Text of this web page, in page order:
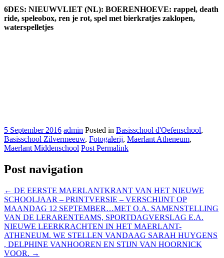
6DES: NIEUWVLIET (NL): BOERENHOEVE: rappel, death
ride, speleobox, ren je rot, spel met bierkratjes zaklopen,
waterspelletjes
5 September 2016 admin Posted in Basisschool d'Oefenschool,
Basisschool Zilvermeeuw, Fotogalerij, Maerlant Atheneum,
Maerlant Middenschool Post Permalink
Post navigation
← DE EERSTE MAERLANTKRANT VAN HET NIEUWE
SCHOOLJAAR – PRINTVERSIE – VERSCHIJNT OP
MAANDAG 12 SEPTEMBER…MET O.A. SAMENSTELLING
VAN DE LERARENTEAMS, SPORTDAGVERSLAG E.A.
NIEUWE LEERKRACHTEN IN HET MAERLANT-
ATHENEUM. WE STELLEN VANDAAG SARAH HUYGENS
, DELPHINE VANHOOREN EN STIJN VAN HOORNICK
VOOR. →